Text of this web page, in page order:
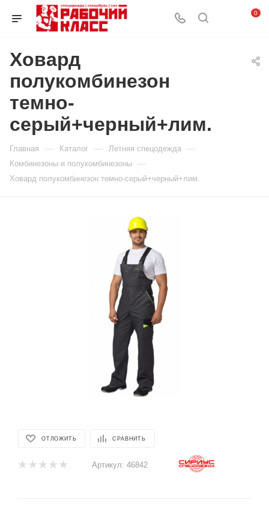
0
Ховард
полукомбинезон
темно-
серый+черный+лим.
Главная — Каталог — Летняя спецодежда —
Комбинезоны и полукомбинезоны —
Ховард полукомбинезон темно-серый+черный+лим.
ОТЛОЖИТЬ СРАВНИТЬ
Артикул: 46842